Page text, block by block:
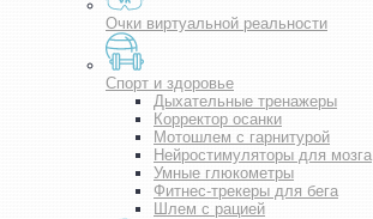
Очки виртуальной реальности
Спорт и здоровье
Дыхательные тренажеры
Корректор осанки
Мотошлем с гарнитурой
Нейростимуляторы для мозга
Умные глюкометры
Фитнес-трекеры для бега
Шлем с рацией